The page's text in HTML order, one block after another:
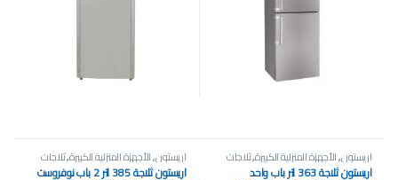
اريستون,الأجهزة المنزلية الكبيرة,ثلاجات
اريستون ثلاجة 363 لتر باب واحد
اريستون,الأجهزة المنزلية الكبيرة,ثلاجات
اريستون ثلاجة 385 لتر 2 باب نوفروست